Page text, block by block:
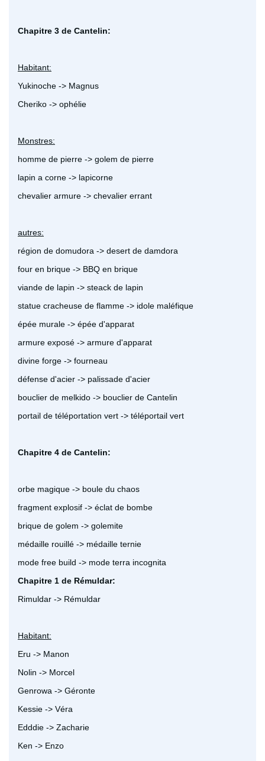
Chapitre 3 de Cantelin:
Habitant:
Yukinoche -> Magnus
Cheriko -> ophélie
Monstres:
homme de pierre -> golem de pierre
lapin a corne -> lapicorne
chevalier armure -> chevalier errant
autres:
région de domudora -> desert de damdora
four en brique -> BBQ en brique
viande de lapin -> steack de lapin
statue cracheuse de flamme -> idole maléfique
épée murale -> épée d'apparat
armure exposé -> armure d'apparat
divine forge -> fourneau
défense d'acier -> palissade d'acier
bouclier de melkido -> bouclier de Cantelin
portail de téléportation vert -> téléportail vert
Chapitre 4 de Cantelin:
orbe magique -> boule du chaos
fragment explosif -> éclat de bombe
brique de golem -> golemite
médaille rouillé -> médaille ternie
mode free build -> mode terra incognita
Chapitre 1 de Rémuldar:
Rimuldar -> Rémuldar
Habitant:
Eru -> Manon
Nolin -> Morcel
Genrowa -> Géronte
Kessie -> Véra
Edddie -> Zacharie
Ken -> Enzo